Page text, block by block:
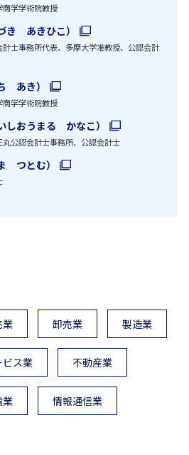
学学術院教授
あきひこ）
士事務所代表、多摩大学准教授、公認会計
あき）
学学術院教授
おうまる かなこ）
公認会計士事務所、公認会計士
つとむ）
業 卸売業 製造業
ビス業 不動産業
業 情報通信業